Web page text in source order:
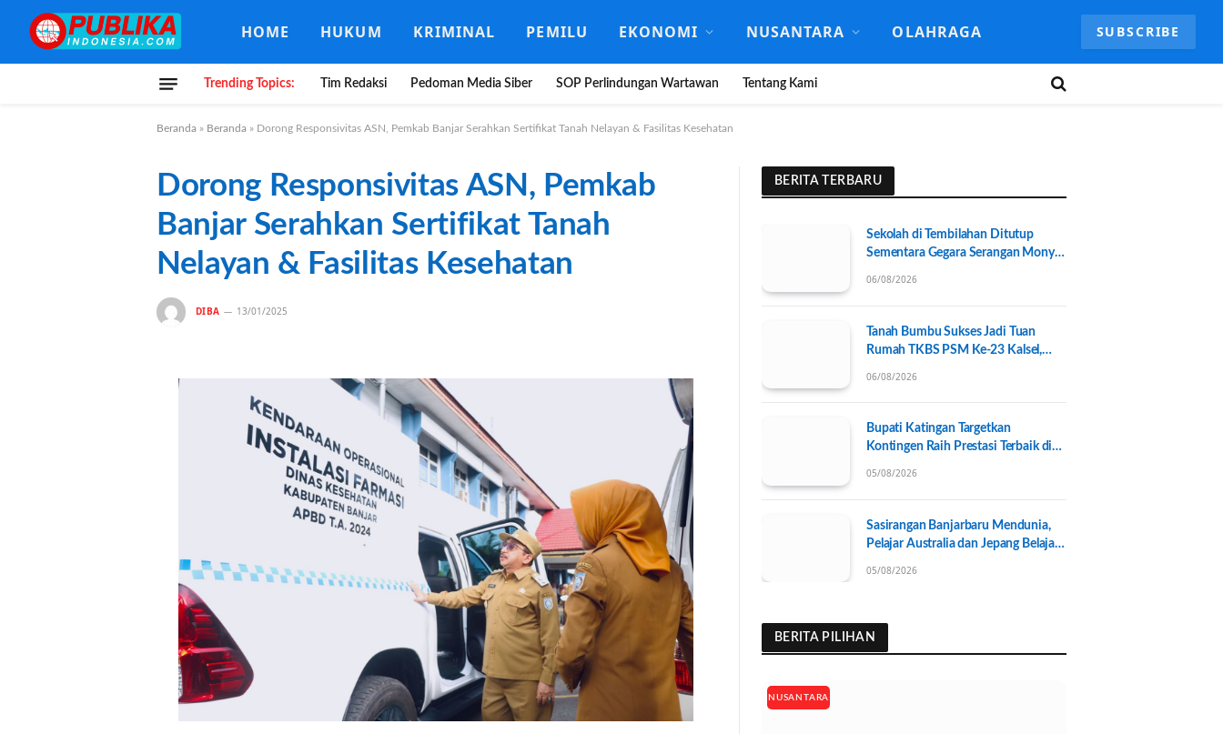
HOME HUKUM KRIMINAL PEMILU EKONOMI NUSANTARA OLAHRAGA SUBSCRIBE
Trending Topics: Tim Redaksi Pedoman Media Siber SOP Perlindungan Wartawan Tentang Kami
Beranda » Beranda » Dorong Responsivitas ASN, Pemkab Banjar Serahkan Sertifikat Tanah Nelayan & Fasilitas Kesehatan
Dorong Responsivitas ASN, Pemkab
Banjar Serahkan Sertifikat Tanah
Nelayan & Fasilitas Kesehatan
DIBA 13/01/2025
BERITA TERBARU
Sekolah di Tembilahan Ditutup
Sementara Gegara Serangan Monyet
06/08/2026
Tanah Bumbu Sukses Jadi Tuan
Rumah TKBS PSM Ke-23 Kalsel,
06/08/2026
Bupati Katingan Targetkan
Kontingen Raih Prestasi Terbaik di
05/08/2026
Sasirangan Banjarbaru Mendunia,
Pelajar Australia dan Jepang Belajar
05/08/2026
BERITA PILIHAN
NUSANTARA